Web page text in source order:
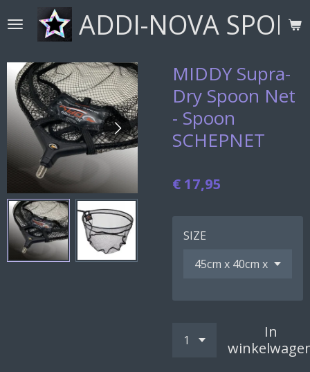
direct
de
hoofdinhoud
ADDI-NOVA
MIDDY Supra-
Dry Spoon Net
- Spoon
SCHEPNET
€ 17,95
SIZE
In